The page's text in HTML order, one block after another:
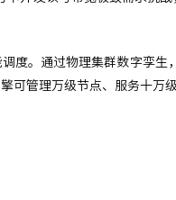
度。通过物理集群数字孪
可管理万级节点、服务十万